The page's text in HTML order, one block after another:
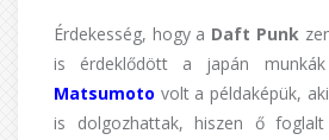
Érdekesség, hogy a Daft Punk
is érdeklődött a japán
Matsumoto volt a példaképük,
is dolgozhattak, hiszen ő